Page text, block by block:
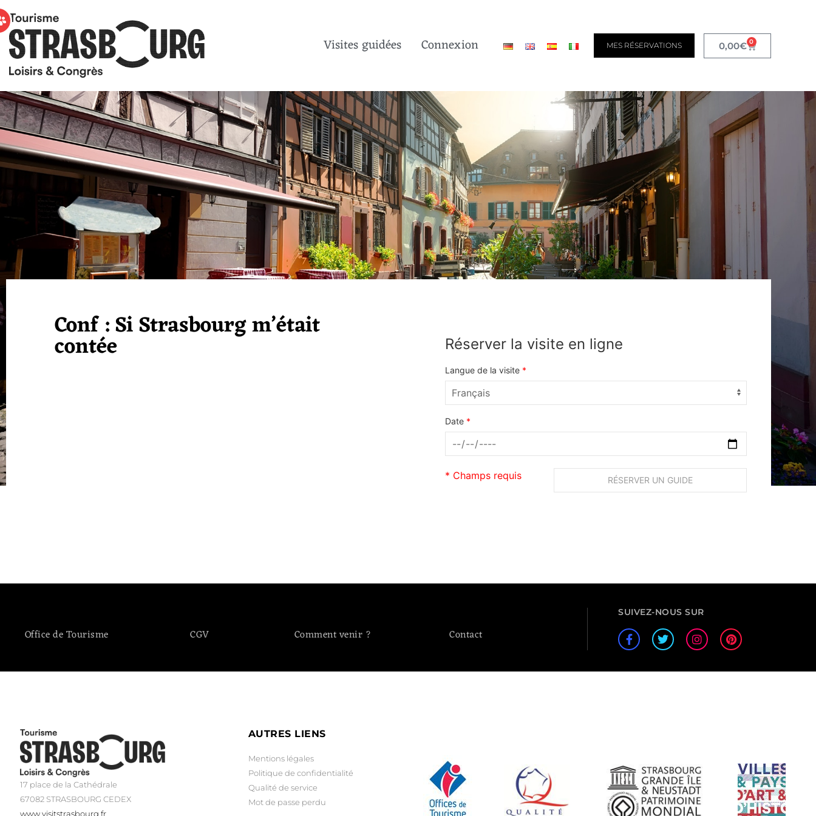
Visites guidées Connexion MES RÉSERVATIONS 0,00€ 0
Conf : Si Strasbourg m’était
contée Réserver la visite en ligne
Langue de la visite *
Date *
* Champs requis
Office de Tourisme CGV Comment venir ? Contact
SUIVEZ-NOUS SUR
17 place de la Cathédrale
67082 STRASBOURG CEDEX
www.visitstrasbourg.fr
AUTRES LIENS
Mentions légales
Politique de confidentialité
Qualité de service
Mot de passe perdu